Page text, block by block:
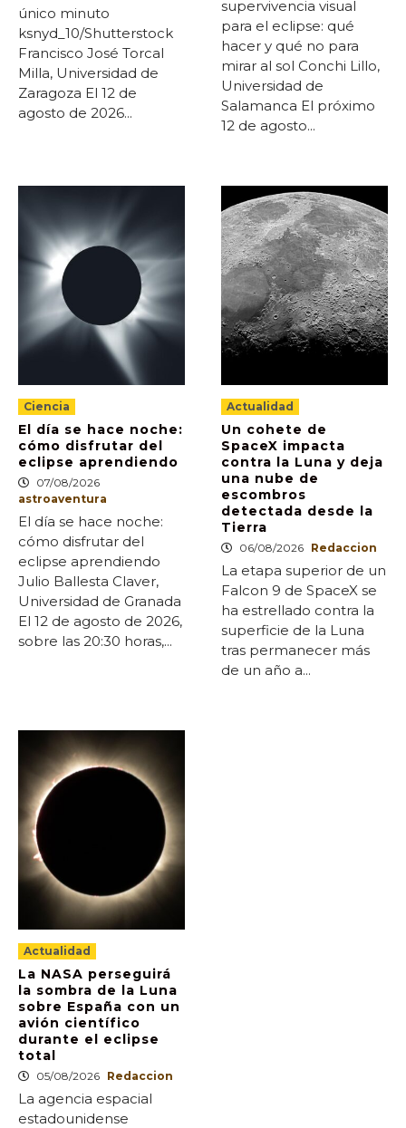
único minuto
ksnyd_10/Shutterstock
Francisco José Torcal
Milla, Universidad de
Zaragoza El 12 de
agosto de 2026...
supervivencia visual
para el eclipse: qué
hacer y qué no para
mirar al sol Conchi Lillo,
Universidad de
Salamanca El próximo
12 de agosto...
Ciencia
El día se hace noche:
cómo disfrutar del
eclipse aprendiendo
07/08/2026
astroaventura
El día se hace noche:
cómo disfrutar del
eclipse aprendiendo
Julio Ballesta Claver,
Universidad de Granada
El 12 de agosto de 2026,
sobre las 20:30 horas,...
Actualidad
Un cohete de
SpaceX impacta
contra la Luna y deja
una nube de
escombros
detectada desde la
Tierra
06/08/2026 Redaccion
La etapa superior de un
Falcon 9 de SpaceX se
ha estrellado contra la
superficie de la Luna
tras permanecer más
de un año a...
Actualidad
La NASA perseguirá
la sombra de la Luna
sobre España con un
avión científico
durante el eclipse
total
05/08/2026 Redaccion
La agencia espacial
estadounidense